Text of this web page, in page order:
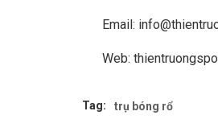
Email:
Web:
Tag: trụ bóng rổ